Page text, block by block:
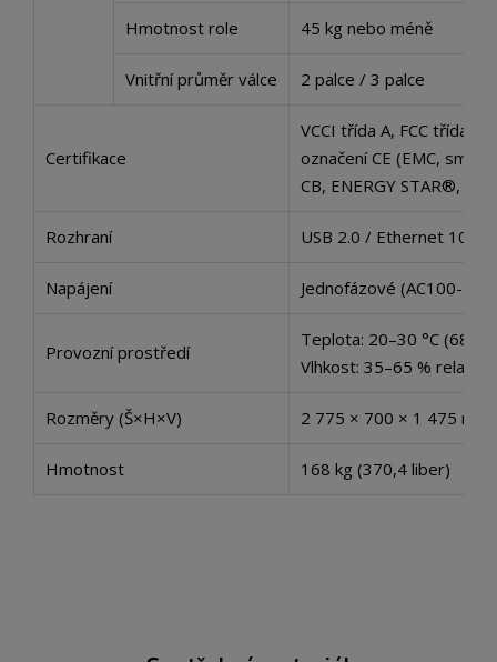
Hmotnost role 45 kg nebo méně
Vnitřní průměr válce 2 palce / 3 palce
Certifikace
VCCI třída A, FCC třída A,
označení CE (EMC,
CB, ENERGY STAR®,
Rozhraní USB 2.0 / Ethernet
Napájení Jednofázové (AC100-
Provozní prostředí
Teplota: 20–30 °C
Vlhkost: 35–65 %
Rozměry (Š×H×V) 2 775 × 700 × 1 475
Hmotnost 168 kg (370,4 liber)